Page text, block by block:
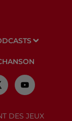
DES JEUX